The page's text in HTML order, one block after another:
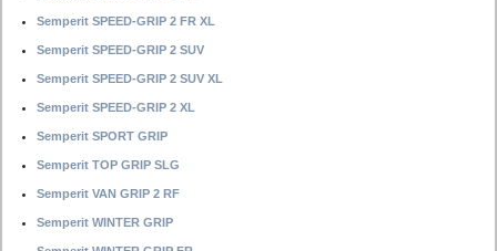
Semperit SPEED-GRIP 2 FR XL
Semperit SPEED-GRIP 2 SUV
Semperit SPEED-GRIP 2 SUV XL
Semperit SPEED-GRIP 2 XL
Semperit SPORT GRIP
Semperit TOP GRIP SLG
Semperit VAN GRIP 2 RF
Semperit WINTER GRIP